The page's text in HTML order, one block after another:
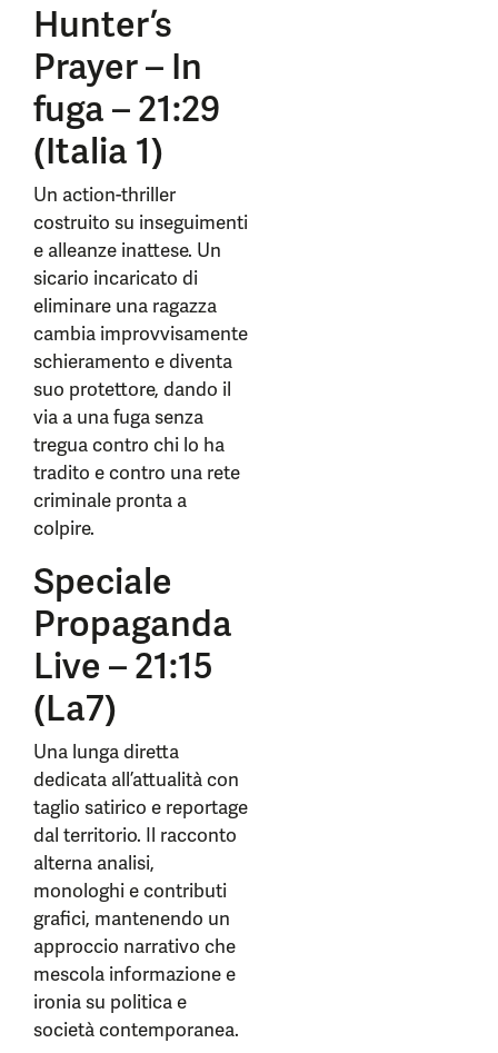
Hunter’s
Prayer – In
fuga – 21:29
(Italia 1)
Un action-thriller
costruito su inseguimenti
e alleanze inattese. Un
sicario incaricato di
eliminare una ragazza
cambia improvvisamente
schieramento e diventa
suo protettore, dando il
via a una fuga senza
tregua contro chi lo ha
tradito e contro una rete
criminale pronta a
colpire.
Speciale
Propaganda
Live – 21:15
(La7)
Una lunga diretta
dedicata all’attualità con
taglio satirico e reportage
dal territorio. Il racconto
alterna analisi,
monologhi e contributi
grafici, mantenendo un
approccio narrativo che
mescola informazione e
ironia su politica e
società contemporanea.